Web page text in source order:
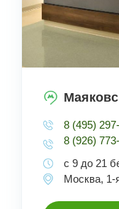
8 (495)
8 (926)
с 9 до 21
Москва, 1-